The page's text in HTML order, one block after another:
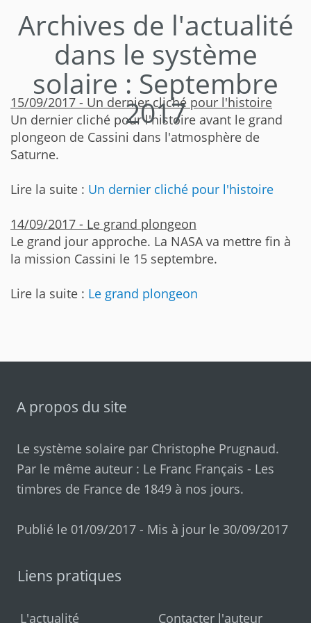
Archives de l'actualité
dans le système
solaire : Septembre
2017
15/09/2017 - Un dernier cliché pour l'histoire
Un dernier cliché pour l'histoire avant le grand
plongeon de Cassini dans l'atmosphère de
Saturne.
Lire la suite : Un dernier cliché pour l'histoire
14/09/2017 - Le grand plongeon
Le grand jour approche. La NASA va mettre fin à
la mission Cassini le 15 septembre.
Lire la suite : Le grand plongeon
A propos du site
Le système solaire par Christophe Prugnaud.
Par le même auteur : Le Franc Français - Les
timbres de France de 1849 à nos jours.
Publié le 01/09/2017 - Mis à jour le 30/09/2017
Liens pratiques
L'actualité Contacter l'auteur